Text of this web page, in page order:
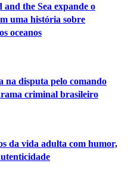
the Sea expande o
uma história sobre
oceanos
na disputa pelo comando
criminal brasileiro
da vida adulta com humor,